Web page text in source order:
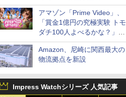
見放題
アマゾン「Prime Video」、
「賞金1億円の究極実験 トモ
ダチ100人よべるかな？」シ
ーズン2の参加者公開
Amazon、尼崎に関西最大の
物流拠点を新設
Impress Watchシリーズ 人気記事